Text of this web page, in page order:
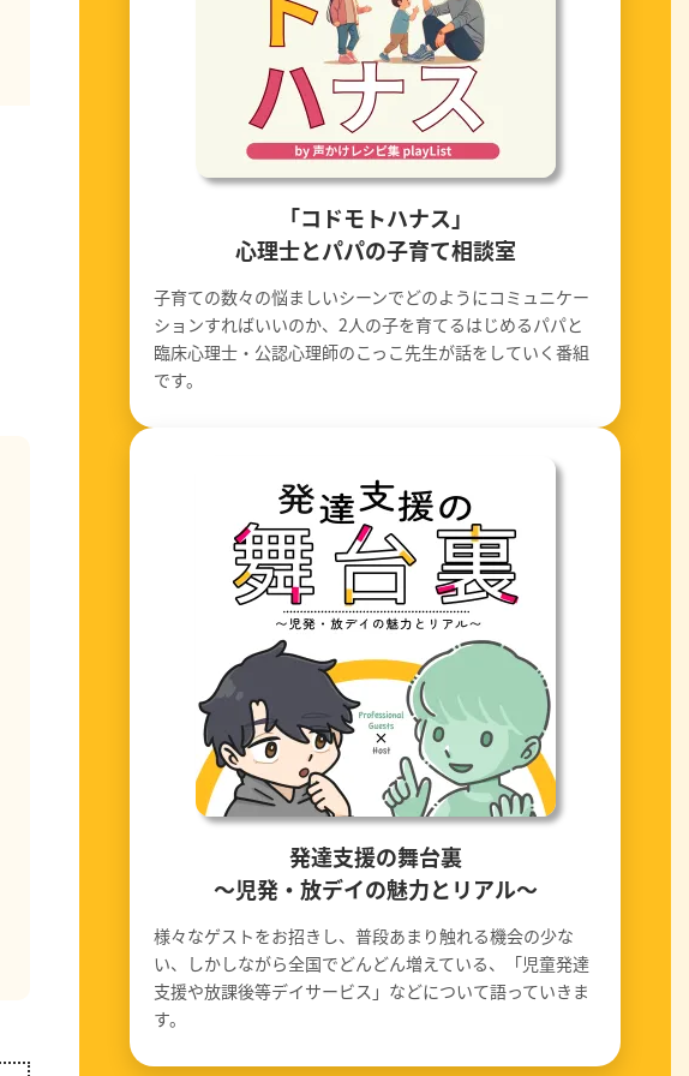
「コドモトハナス」
心理士とパパの子育て相談室
子育ての数々の悩ましいシーンでどのようにコミュニケー
ションすればいいのか、2人の子を育てるはじめるパパと
臨床心理士・公認心理師のこっこ先生が話をしていく番組
です。
発達支援の舞台裏
〜児発・放デイの魅力とリアル〜
様々なゲストをお招きし、普段あまり触れる機会の少な
い、しかしながら全国でどんどん増えている、「児童発達
支援や放課後等デイサービス」などについて語っていきま
す。